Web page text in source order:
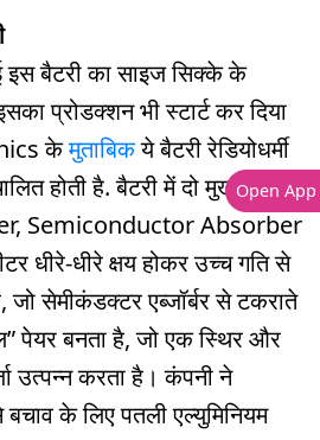
बैटरी का साइज सिक्के के
प्रोडक्शन भी स्टार्ट कर दिया
केमुताबिकये बैटरी रेडियोधर्मी
होती है. बैटरी में दो मुख्य हिस्से
Semiconductor Absorber
धीरे-धीरे क्षय होकर उच्च गति से
जो सेमीकंडक्टर एब्जॉर्बर से टकराते
पेयर बनता है, जो एक स्थिर और
उत्पन्न करता है। कंपनी ने
के लिए पतली एल्युमिनियम
Open App